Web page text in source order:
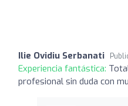
Ilie Ovidiu Serbanati
Experiencia fantástica:
profesional sin duda con